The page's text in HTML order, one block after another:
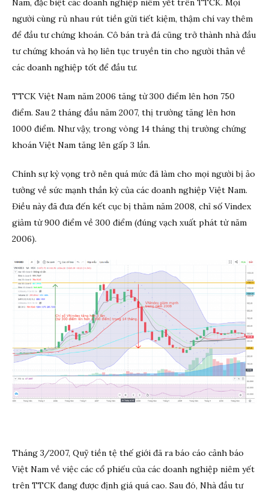
Nam, đặc biệt các doanh nghiệp niêm yết trên TTCK. Mọi
người cùng rủ nhau rút tiền gửi tiết kiệm, thậm chí vay thêm
để đầu tư chứng khoán. Cô bán trà đá cũng trở thành nhà đầu
tư chứng khoán và họ liên tục truyền tin cho người thân về
các doanh nghiệp tốt để đầu tư.
TTCK Việt Nam năm 2006 tăng từ 300 điểm lên hơn 750
điểm. Sau 2 tháng đầu năm 2007, thị trường tăng lên hơn
1000 điểm. Như vậy, trong vòng 14 tháng thị trường chứng
khoán Việt Nam tăng lên gấp 3 lần.
Chính sự kỳ vọng trở nên quá mức đã làm cho mọi người bị ảo
tưởng về sức mạnh thần kỳ của các doanh nghiệp Việt Nam.
Điều này đã đưa đến kết cục bị thảm năm 2008, chỉ số Vindex
giảm từ 900 điểm về 300 điểm (đúng vạch xuất phát từ năm
2006).
Tháng 3/2007, Quỹ tiền tệ thế giới đã ra báo cáo cảnh báo
Việt Nam về việc các cổ phiếu của các doanh nghiệp niêm yết
trên TTCK đang được định giá quá cao. Sau đó, Nhà đầu tư